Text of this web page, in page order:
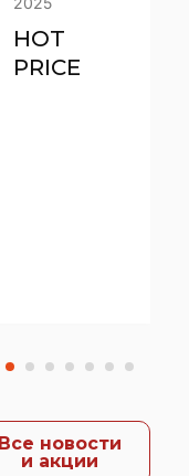
Все новости
и акции